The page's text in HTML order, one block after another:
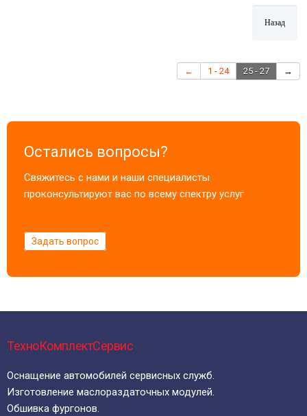
← 1 - 24 25 - 27 →
Остались вопросы?
Свяжитесь с нами и наши специалисты
проконсультируют вас по всему спектру услуг
Задать вопрос
ТехноКомплектСервис
Оснащение автомобилей сервисных служб.
Изготовление маслораздаточных модулей.
Обшивка фургонов.